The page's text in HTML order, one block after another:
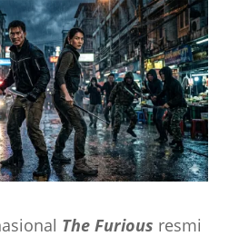
The Furious resmi